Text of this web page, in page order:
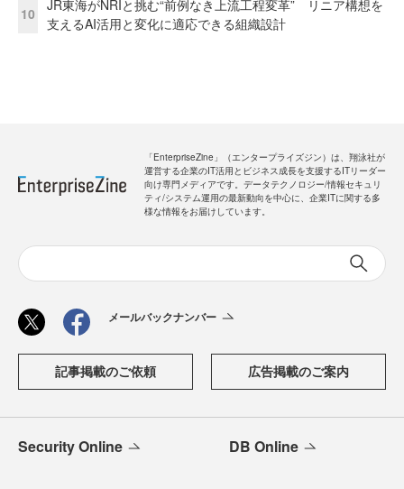
10
JR東海がNRIと挑む“前例なき上流工程変革” リニア構想を
支えるAI活用と変化に適応できる組織設計
「EnterpriseZine」（エンタープライズジン）は、翔泳社が
運営する企業のIT活用とビジネス成長を支援するITリーダー
向け専門メディアです。データテクノロジー/情報セキュリ
ティ/システム運用の最新動向を中心に、企業ITに関する多
様な情報をお届けしています。
メールバックナンバー
記事掲載のご依頼 広告掲載のご案内
Security Online DB Online